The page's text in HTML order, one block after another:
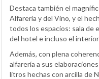
Destaca también el
Alfarería y del Vino, y el
todos los espacios: sala de
del hotel e incluso el
Además, con plena
alfarería a sus
litros hechas con arcilla de